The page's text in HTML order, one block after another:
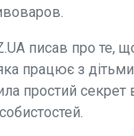
писав про те,
працює з
простий секрет